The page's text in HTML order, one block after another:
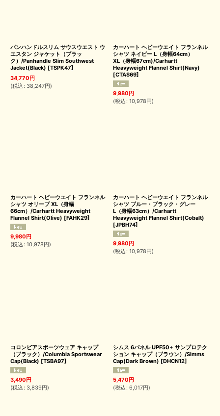
パンハンドルスリム サウスウエスト ウ
エスタン ジャケット（ブラッ
ク）/Panhandle Slim Southwest
Jacket(Black) [TSPK47]
34,770円
(税込 : 38,247円)
カーハート ヘビーウエイト フランネル
シャツ ネイビー L（身幅64cm）
XL（身幅67cm)/Carhartt
Heavyweight Flannel Shirt(Navy)
[CTAS69]
9,980円
(税込 : 10,978円)
カーハート ヘビーウエイト フランネル
シャツ オリーブ XL（身幅
66cm）/Carhartt Heavyweight
Flannel Shirt(Olive) [FAHK29]
9,980円
(税込 : 10,978円)
カーハート ヘビーウエイト フランネル
シャツ ブルー・ブラック・グレー
L（身幅63cm）/Carhartt
Heavyweight Flannel Shirt(Cobalt)
[JPBH74]
9,980円
(税込 : 10,978円)
コロンビアスポーツウェア キャップ
（ブラック）/Columbia Sportswear
Cap(Black) [TSBA97]
3,490円
(税込 : 3,839円)
シムス 6パネル UPF50+ サンプロテク
ション キャップ（ブラウン）/Simms
Cap(Dark Brown) [DHCN12]
5,470円
(税込 : 6,017円)